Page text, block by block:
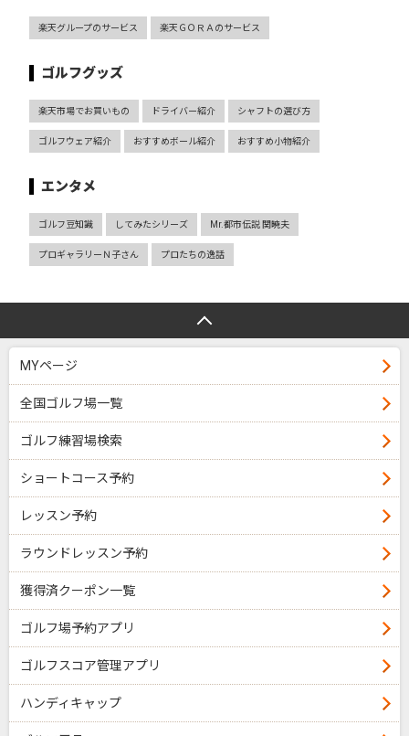
楽天グループのサービス 楽天ＧＯＲＡのサービス
ゴルフグッズ
楽天市場でお買いもの ドライバー紹介 シャフトの選び方
ゴルフウェア紹介 おすすめボール紹介 おすすめ小物紹介
エンタメ
ゴルフ豆知識 してみたシリーズ Mr.都市伝説 関暁夫
プロギャラリーＮ子さん プロたちの逸話
MYページ
全国ゴルフ場一覧
ゴルフ練習場検索
ショートコース予約
レッスン予約
ラウンドレッスン予約
獲得済クーポン一覧
ゴルフ場予約アプリ
ゴルフスコア管理アプリ
ハンディキャップ